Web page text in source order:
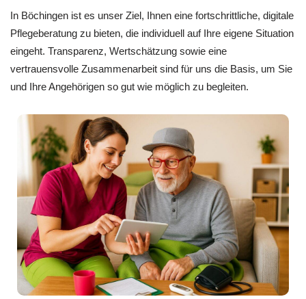
In Böchingen ist es unser Ziel, Ihnen eine fortschrittliche, digitale
Pflegeberatung zu bieten, die individuell auf Ihre eigene Situation
eingeht. Transparenz, Wertschätzung sowie eine
vertrauensvolle Zusammenarbeit sind für uns die Basis, um Sie
und Ihre Angehörigen so gut wie möglich zu begleiten.